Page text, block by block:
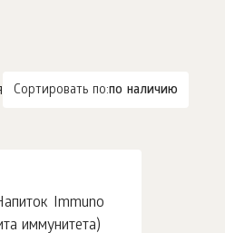
Сортировать по:по наличию